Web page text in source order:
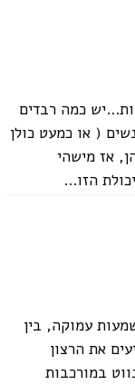
תשובות שונות...יש כמה רבדים
( או כמעט כולן
אז מישהי
הזו...
עמוקה, בין
את הרצון
במורכבות